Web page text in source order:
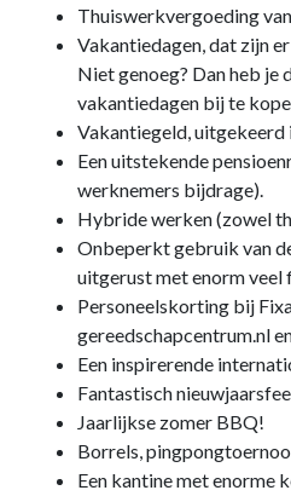
Thuiswerkvergoeding
Vakantiedagen, dat zijn
Niet genoeg? Dan heb je
vakantiedagen bij te
Vakantiegeld, uitgekeerd
Een uitstekende
werknemers bijdrage).
Hybride werken (zowel
Onbeperkt gebruik van
uitgerust met enorm veel
Personeelskorting bij
gereedschapcentrum.nl
Een inspirerende
Fantastisch
Jaarlijkse zomer BBQ!
Borrels,
Een kantine met enorme